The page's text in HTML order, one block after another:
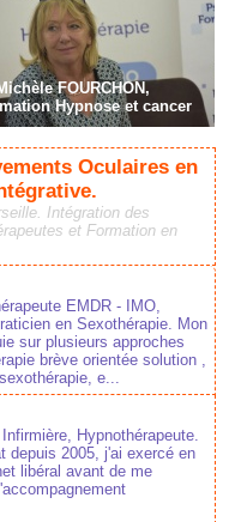
FOURCHON,
Hypnose et cancer
Oculaires en
Intégration des
et Formation en
EMDR - IMO,
en Sexothérapie. Mon
sur plusieurs approches
brève orientée solution ,
e...
Hypnothérapeute.
depuis 2005, j'ai exercé en
libéral avant de me